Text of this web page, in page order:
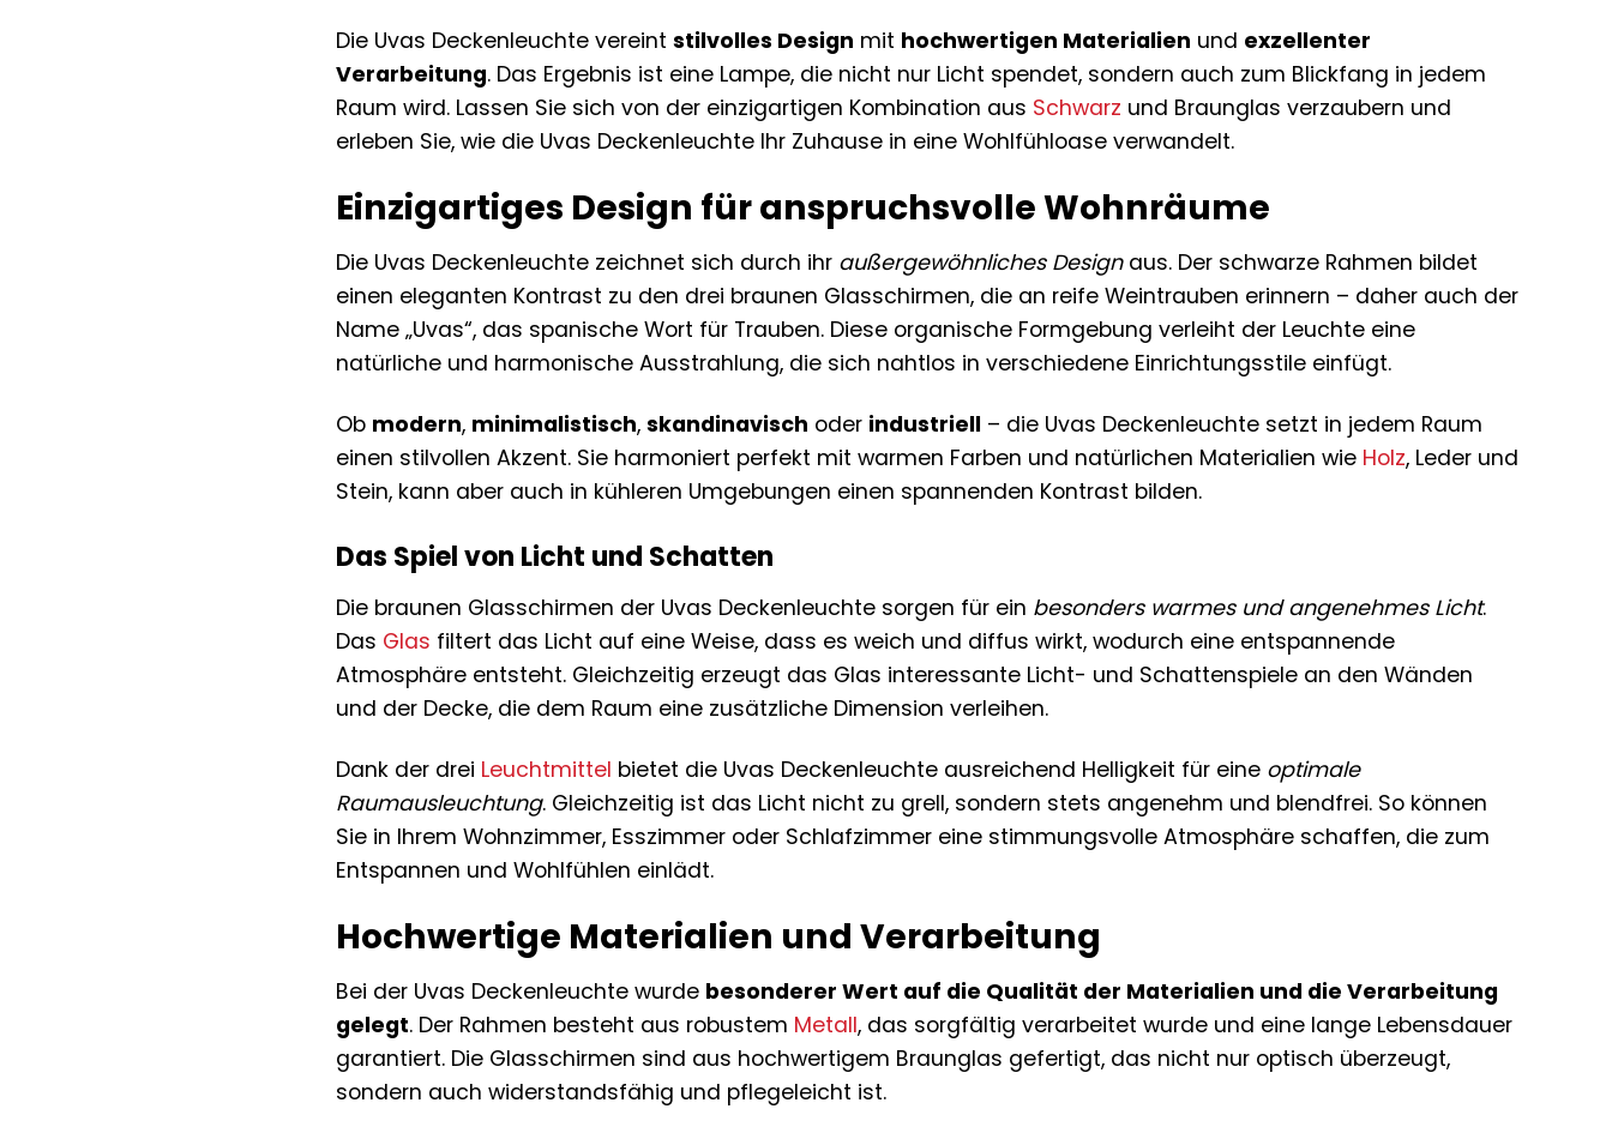
Die Uvas Deckenleuchte vereintstilvolles Design mit hochwertigen Materialien und exzellenter
Verarbeitung. Das Ergebnis ist eine Lampe, die nicht nur Licht spendet, sondern auch zum Blickfang in jedem
Raum wird. Lassen Sie sich von der einzigartigen Kombination aus Schwarz und Braunglas verzaubern und
erleben Sie, wie die Uvas Deckenleuchte Ihr Zuhause in eine Wohlfühloase verwandelt.
Einzigartiges Design für anspruchsvolle Wohnräume
Die Uvas Deckenleuchte zeichnet sich durch ihr außergewöhnliches Designaus. Der schwarze Rahmen bildet
einen eleganten Kontrast zu den drei braunen Glasschirmen, die an reife Weintrauben erinnern – daher auch der
Name „Uvas“, das spanische Wort für Trauben. Diese organische Formgebung verleiht der Leuchte eine
natürliche und harmonische Ausstrahlung, die sich nahtlos in verschiedene Einrichtungsstile einfügt.
Ob modern, minimalistisch,skandinavisch oder industriell – die Uvas Deckenleuchte setzt in jedem Raum
einen stilvollen Akzent. Sie harmoniert perfekt mit warmen Farben und natürlichen Materialien wie Holz, Leder und
Stein, kann aber auch in kühleren Umgebungen einen spannenden Kontrast bilden.
Das Spiel von Licht und Schatten
Die braunen Glasschirmen der Uvas Deckenleuchte sorgen für ein besonders warmes und angenehmes Licht.
Das Glas filtert das Licht auf eine Weise, dass es weich und diffus wirkt, wodurch eine entspannende
Atmosphäre entsteht. Gleichzeitig erzeugt das Glas interessante Licht- und Schattenspiele an den Wänden
und der Decke, die dem Raum eine zusätzliche Dimension verleihen.
Dank der drei Leuchtmittel bietet die Uvas Deckenleuchte ausreichend Helligkeit für eine optimale
Raumausleuchtung. Gleichzeitig ist das Licht nicht zu grell, sondern stets angenehm und blendfrei. So können
Sie in Ihrem Wohnzimmer, Esszimmer oder Schlafzimmer eine stimmungsvolle Atmosphäre schaffen, die zum
Entspannen und Wohlfühlen einlädt.
Hochwertige Materialien und Verarbeitung
Bei der Uvas Deckenleuchte wurde besonderer Wert auf die Qualität der Materialien und die Verarbeitung
gelegt. Der Rahmen besteht aus robustem Metall, das sorgfältig verarbeitet wurde und eine lange Lebensdauer
garantiert. Die Glasschirmen sind aus hochwertigem Braunglas gefertigt, das nicht nur optisch überzeugt,
sondern auch widerstandsfähig und pflegeleicht ist.